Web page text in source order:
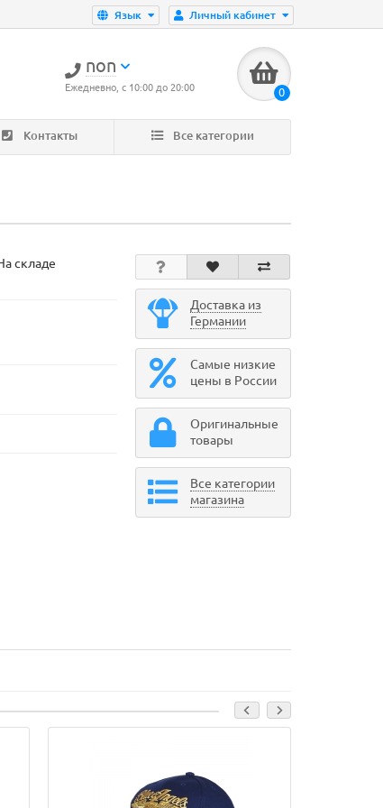
Личный кабинет
Язык
non
Ежедневно, с 10:00 до 20:00 0
Контакты Все категории
складе
Доставка из
Германии
Самые низкие
цены в России
Оригинальные
товары
Все категории
магазина